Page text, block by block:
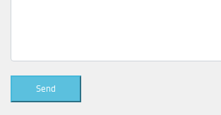
Send